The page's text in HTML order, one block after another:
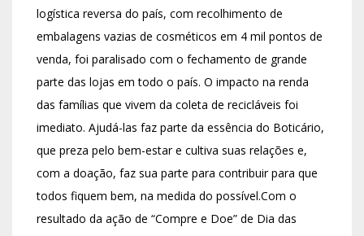
logística reversa do país, com recolhimento de
embalagens vazias de cosméticos em 4 mil pontos de
venda, foi paralisado com o fechamento de grande
parte das lojas em todo o país. O impacto na renda
das famílias que vivem da coleta de recicláveis foi
imediato. Ajudá-las faz parte da essência do Boticário,
que preza pelo bem-estar e cultiva suas relações e,
com a doação, faz sua parte para contribuir para que
todos fiquem bem, na medida do possível.Com o
resultado da ação de “Compre e Doe” de Dia das